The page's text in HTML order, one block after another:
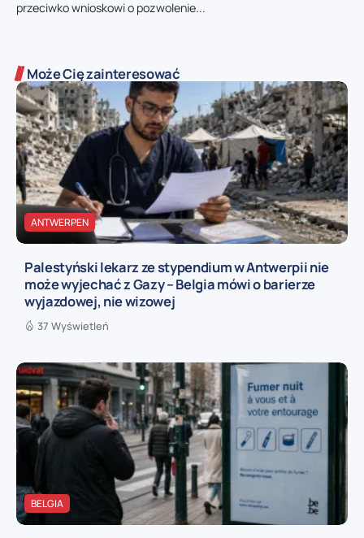
przeciwko wnioskowi o pozwolenie...
Może Cię zainteresować
ANTWERPEN
Palestyński lekarz ze stypendium w Antwerpii nie
może wyjechać z Gazy – Belgia mówi o barierze
wyjazdowej, nie wizowej
37 Wyświetleń
BELGIA